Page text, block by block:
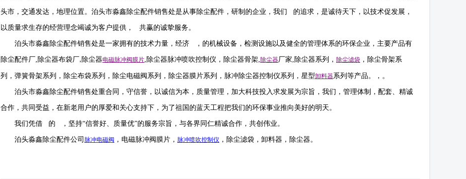
头市，交通发达，地理位置。泊头市淼鑫除尘配件销售处是从事除尘配件，研制的企业，我们 的追求，是诚待天下，以技术促发展，
以质量求生存的经营理念竭诚为客户提供， 共赢的诚挚服务。
泊头市淼鑫除尘配件销售处是一家拥有的技术力量，经济 ，的机械设备，检测设施以及健全的管理体系的环保企业，主要产品有
除尘配件厂, 除尘器布袋厂, 除尘器电磁脉冲阀 膜片, 除尘器脉冲喷吹控制仪 ， 除尘器骨架,除尘器厂家, 除尘器系列， 除尘滤袋 ，除尘骨架系
列，弹簧骨架系列，除尘布袋系列，除尘电磁阀系列，除尘器膜片系列，脉冲除尘器控制仪系列，星型卸料器系列等产品。，。
泊头市淼鑫除尘配件销售处重合同，守信誉，以诚信为本，质量管理，加大科技投入求发展为宗旨，我们，管理体制，配套、精诚
合作，共同受益，在新老用户的厚爱和关心支持下，为了祖国的蓝天工程把我们的环保事业推向美好的明天。
我们凭借 的 ，坚持“信誉好、质量优”的服务宗旨，与各界同仁精诚合作，共创伟业。
泊头淼鑫除尘配件公司 脉冲电磁阀 ，电磁脉冲阀膜片， 脉冲喷吹控制仪 ，除尘滤袋，卸料器，除尘器。